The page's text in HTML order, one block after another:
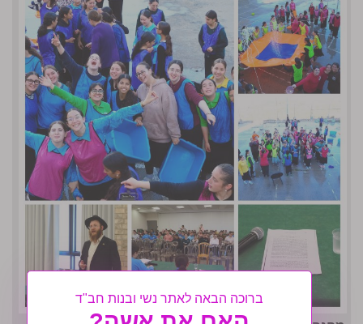
ברוכה הבאה לאתר נשי ובנות חב"ד